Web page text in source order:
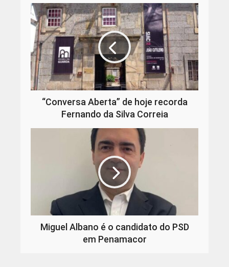
“Conversa Aberta” de hoje recorda
Fernando da Silva Correia
Miguel Albano é o candidato do PSD
em Penamacor